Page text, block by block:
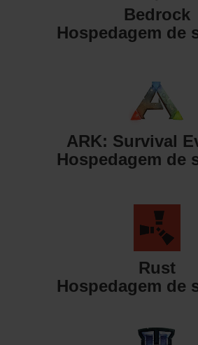
Bedrock
Hospedagem de
ARK: Survival
Hospedagem de
Rust
Hospedagem de